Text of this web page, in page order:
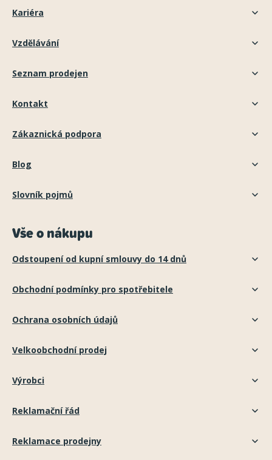
Kariéra
Vzdělávání
Seznam prodejen
Kontakt
Zákaznická podpora
Blog
Slovník pojmů
Vše o nákupu
Odstoupení od kupní smlouvy do 14 dnů
Obchodní podmínky pro spotřebitele
Ochrana osobních údajů
Velkoobchodní prodej
Výrobci
Reklamační řád
Reklamace prodejny